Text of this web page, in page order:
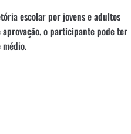
escolar por jovens e adultos
o participante pode ter